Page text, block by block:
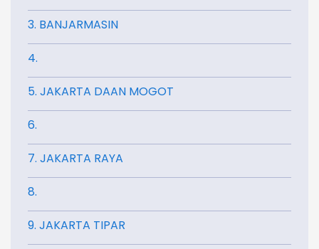
3. BANJARMASIN
4.
5. JAKARTA DAAN MOGOT
6.
7. JAKARTA RAYA
8.
9. JAKARTA TIPAR